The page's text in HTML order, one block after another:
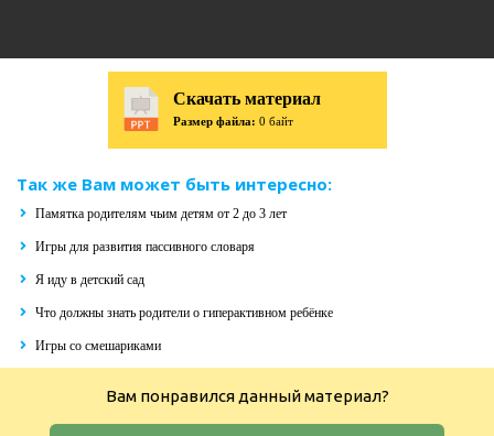
Скачать материал
Размер файла: 0 байт
Так же Вам может быть интересно:
Памятка родителям чьим детям от 2 до 3 лет
Игры для развития пассивного словаря
Я иду в детский сад
Что должны знать родители о гиперактивном ребёнке
Игры со смешариками
Вам понравился данный материал?